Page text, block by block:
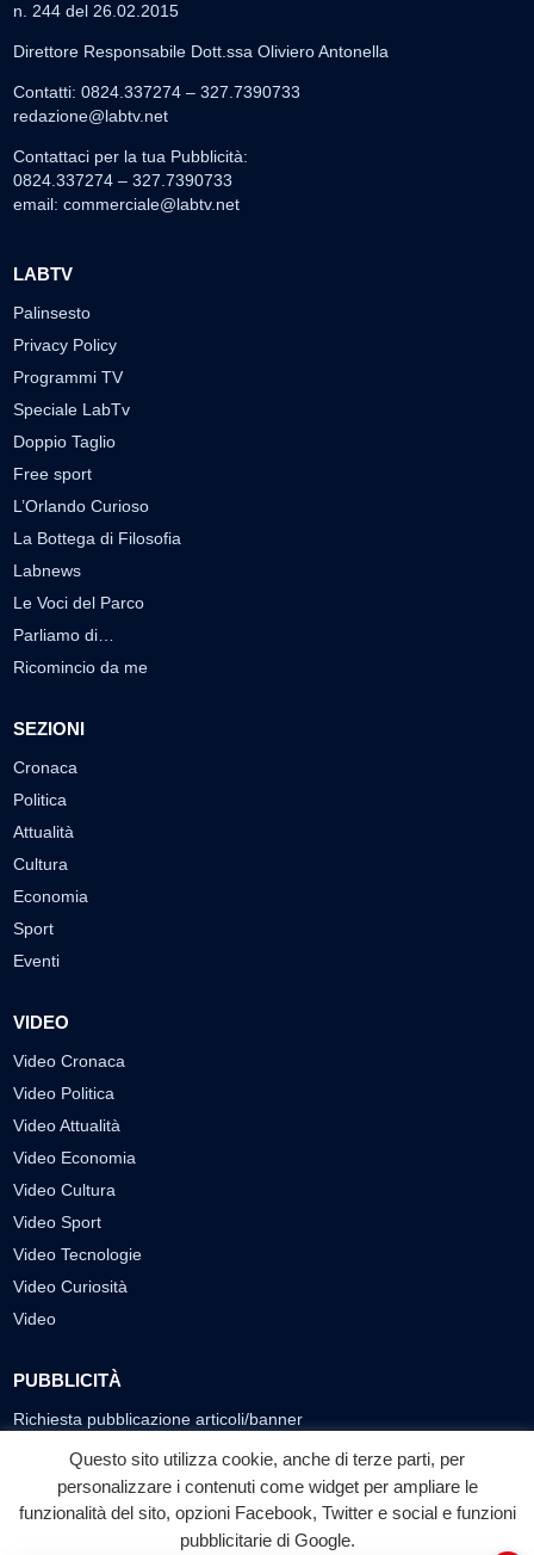
n. 244 del 26.02.2015
Direttore Responsabile Dott.ssa Oliviero Antonella
Contatti: 0824.337274 – 327.7390733
redazione@labtv.net
Contattaci per la tua Pubblicità:
0824.337274 – 327.7390733
email: commerciale@labtv.net
LABTV
Palinsesto
Privacy Policy
Programmi TV
Speciale LabTv
Doppio Taglio
Free sport
L’Orlando Curioso
La Bottega di Filosofia
Labnews
Le Voci del Parco
Parliamo di…
Ricomincio da me
SEZIONI
Cronaca
Politica
Attualità
Cultura
Economia
Sport
Eventi
VIDEO
Video Cronaca
Video Politica
Video Attualità
Video Economia
Video Cultura
Video Sport
Video Tecnologie
Video Curiosità
Video
PUBBLICITÀ
Richiesta pubblicazione articoli/banner
SEGUICI SUI SOCIAL
f ◎ ▶
Questo sito utilizza cookie, anche di terze parti, per
personalizzare i contenuti come widget per ampliare le
funzionalità del sito, opzioni Facebook, Twitter e social e funzioni
pubblicitarie di Google.